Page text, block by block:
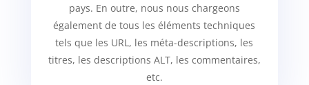
pays. En outre, nous nous chargeons
également de tous les éléments techniques
tels que les URL, les méta-descriptions, les
titres, les descriptions ALT, les commentaires,
etc.